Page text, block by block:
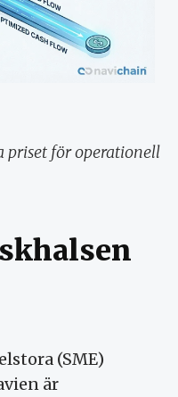
priset för operationell
(SME)
är